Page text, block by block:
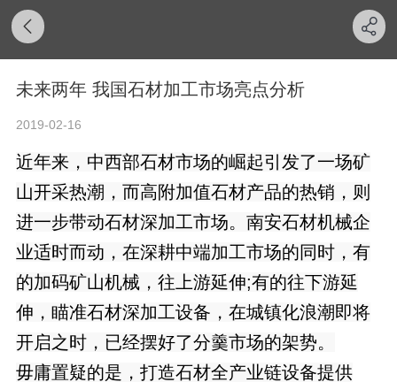
未来两年 我国石材加工市场亮点分析
2019-02-16
近年来，中西部石材市场的崛起引发了一场矿
山开采热潮，而高附加值石材产品的热销，则
进一步带动石材深加工市场。南安石材机械企
业适时而动，在深耕中端加工市场的同时，有
的加码矿山机械，往上游延伸;有的往下游延
伸，瞄准石材深加工设备，在城镇化浪潮即将
开启之时，已经摆好了分羹市场的架势。
毋庸置疑的是，打造石材全产业链设备提供